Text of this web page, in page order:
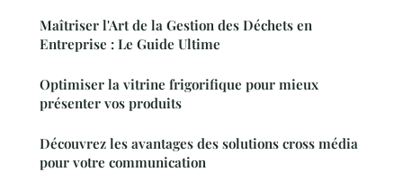
Maîtriser l'Art de la Gestion des Déchets en
Entreprise : Le Guide Ultime
Optimiser la vitrine frigorifique pour mieux
présenter vos produits
Découvrez les avantages des solutions cross média
pour votre communication